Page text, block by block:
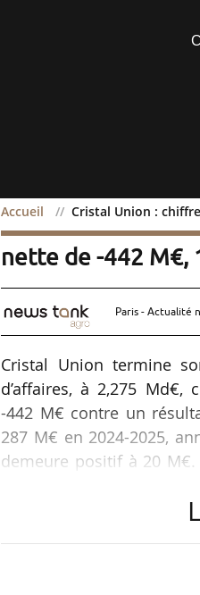
Accueil Cristal Union :
Cristal Union :
nette de -442 M€,
Paris - Actualité
Cristal Union termine
d’affaires, à 2,275
-442 M€ contre un
287 M€ en 2024-2025,
demeure positif à 20
l’avenir avec optimisme